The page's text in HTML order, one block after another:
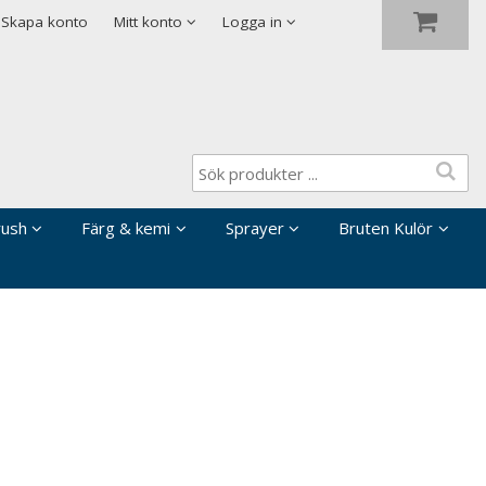
Skapa konto Mitt konto Logga in
Färg & kemi Sprayer
Bruten Kulör